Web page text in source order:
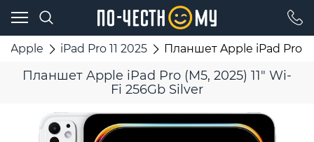
Apple iPad Pro 11 2025 Планшет Apple iPad Pro
Планшет Apple iPad Pro (M5, 2025) 11" Wi-
Fi 256Gb Silver